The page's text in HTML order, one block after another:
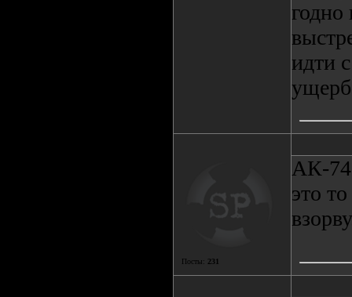
годно
идти
Посты: 231
АК-
это